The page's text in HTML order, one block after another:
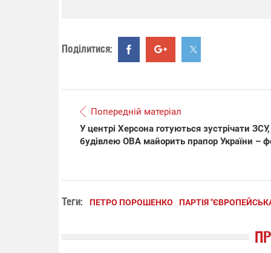
Поділитися:
Попередній матеріал
У центрі Херсона готуються зустрічати
будівлею ОВА майорить прапор України –
Теги: ПЕТРО ПОРОШЕНКО ПАРТІЯ